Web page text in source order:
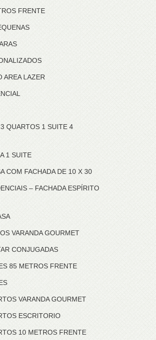
FRENTE
AREA LAZER
QUARTOS 1 SUITE 4
1 SUITE
COM FACHADA DE 10 X 30
– FACHADA ESPÍRITO
VARANDA GOURMET
CONJUGADAS
85 METROS FRENTE
VARANDA GOURMET
ESCRITORIO
10 METROS FRENTE